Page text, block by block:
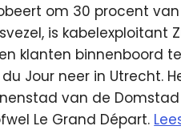
om 30 procent
is kabelexploitant
klanten binnenboord
Jour neer in Utrecht.
van de Domstad
Le Grand Départ.